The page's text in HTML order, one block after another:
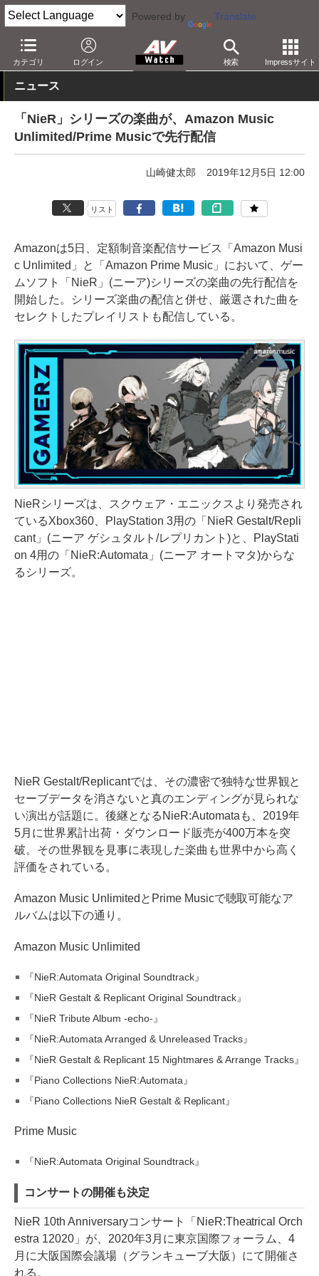
Powered by Translate
カテゴリ ログイン 検索 Impressサイト
AV Watch コンテンツ・サービス 音楽配信 Amazon
ニュース
「NieR」シリーズの楽曲が、Amazon Music
Unlimited/Prime Musicで先行配信
山崎健太郎 2019年12月5日 12:00
リスト
Amazonは5日、定額制音楽配信サービス「Amazon Musi
c Unlimited」と「Amazon Prime Music」において、ゲー
ムソフト「NieR」(ニーア)シリーズの楽曲の先行配信を
開始した。シリーズ楽曲の配信と併せ、厳選された曲を
セレクトしたプレイリストも配信している。
NieRシリーズは、スクウェア・エニックスより発売され
ているXbox360、PlayStation 3用の「NieR Gestalt/Repli
cant」(ニーア ゲシュタルト/レプリカント)と、PlayStati
on 4用の「NieR:Automata」(ニーア オートマタ)からな
るシリーズ。
NieR Gestalt/Replicantでは、その濃密で独特な世界観と
セーブデータを消さないと真のエンディングが見られな
い演出が話題に。後継となるNieR:Automataも、2019年
5月に世界累計出荷・ダウンロード販売が400万本を突
破。その世界観を見事に表現した楽曲も世界中から高く
評価をされている。
Amazon Music UnlimitedとPrime Musicで聴取可能なア
ルバムは以下の通り。
Amazon Music Unlimited
『NieR:Automata Original Soundtrack』
『NieR Gestalt & Replicant Original Soundtrack』
『NieR Tribute Album -echo-』
『NieR:Automata Arranged & Unreleased Tracks』
『NieR Gestalt & Replicant 15 Nightmares & Arrange Tracks』
『Piano Collections NieR:Automata』
『Piano Collections NieR Gestalt & Replicant』
Prime Music
『NieR:Automata Original Soundtrack』
コンサートの開催も決定
NieR 10th Anniversaryコンサート「NieR:Theatrical Orch
estra 12020」が、2020年3月に東京国際フォーラム、4
月に大阪国際会議場（グランキューブ大阪）にて開催さ
れる。